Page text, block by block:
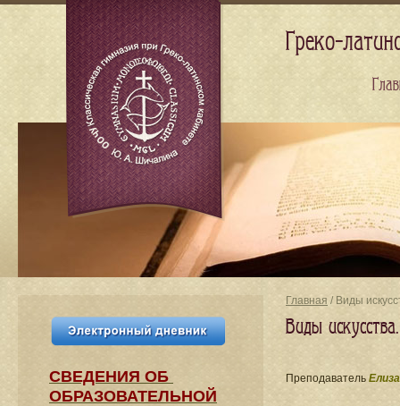
Главная / Виды
Виды
Преподаватель
СВЕДЕНИЯ​ ОБ
ОБРАЗОВАТЕЛЬНОЙ
Греко-